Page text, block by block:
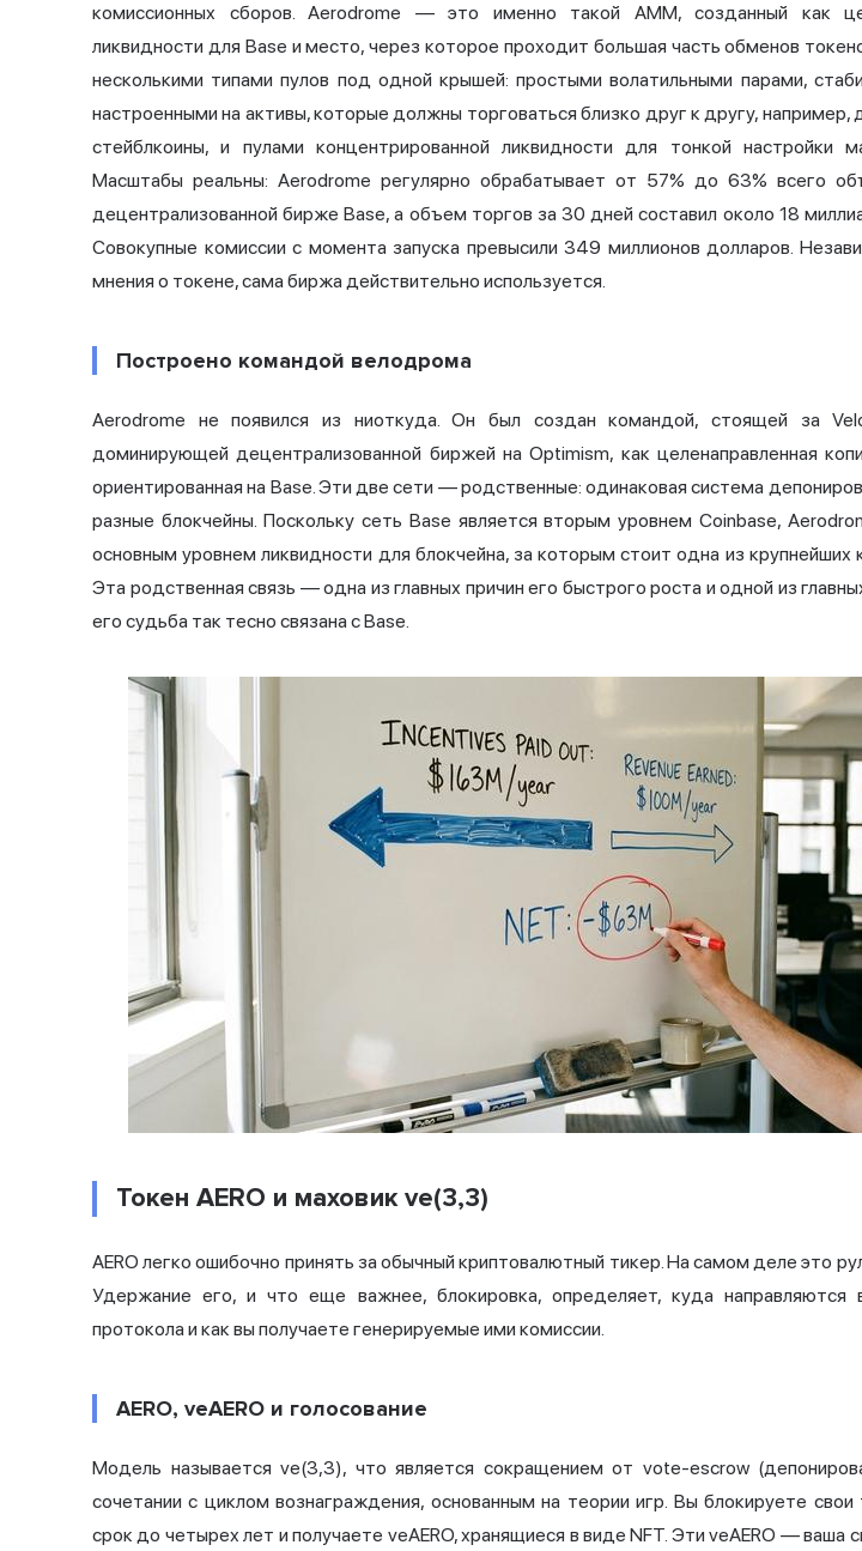
комиссионных сборов. Aerodrome — это именно такой AMM, созданный как
ликвидности для Base и место, через которое проходит большая часть обменов
несколькими типами пулов под одной крышей: простыми волатильными парами,
настроенными на активы, которые должны торговаться близко друг к другу, например,
стейблкоины, и пулами концентрированной ликвидности для тонкой настройки
Масштабы реальны: Aerodrome регулярно обрабатывает от 57% до 63% всего
децентрализованной бирже Base, а объем торгов за 30 дней составил около 18
Совокупные комиссии с момента запуска превысили 349 миллионов долларов.
мнения о токене, сама биржа действительно используется.
Построено командой велодрома
Aerodrome не появился из ниоткуда. Он был создан командой, стоящей за
доминирующей децентрализованной биржей на Optimism, как целенаправленная
ориентированная на Base. Эти две сети — родственные: одинаковая система
разные блокчейны. Поскольку сеть Base является вторым уровнем Coinbase,
основным уровнем ликвидности для блокчейна, за которым стоит одна из крупнейших
Эта родственная связь — одна из главных причин его быстрого роста и одной из
его судьба так тесно связана с Base.
Токен AERO и маховик ve(3,3)
AERO легко ошибочно принять за обычный криптовалютный тикер. На самом деле это
Удержание его, и что еще важнее, блокировка, определяет, куда направляются
протокола и как вы получаете генерируемые ими комиссии.
AERO, veAERO и голосование
Модель называется ve(3,3), что является сокращением от vote-escrow
сочетании с циклом вознаграждения, основанным на теории игр. Вы блокируете свои
срок до четырех лет и получаете veAERO, хранящиеся в виде NFT. Эти veAERO — ваша